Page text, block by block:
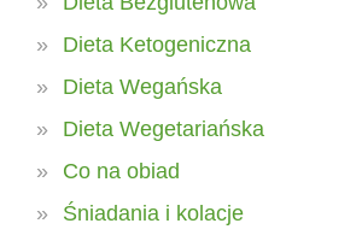
Dieta Ketogeniczna
Dieta Wegańska
Dieta Wegetariańska
Co na obiad
Śniadania i kolacje